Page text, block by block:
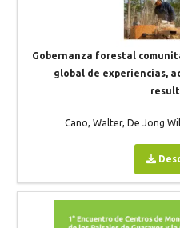
Gobernanza forestal
global de experiencias,
Cano, Walter, De Jong